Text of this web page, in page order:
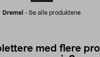
Dremel - Se alle produktene
med flere